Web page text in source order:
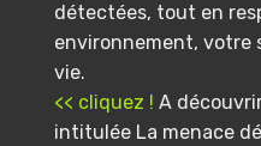
détectées, tout en
environnement, votre
vie.
<< cliquez ! A
intitulée La menace